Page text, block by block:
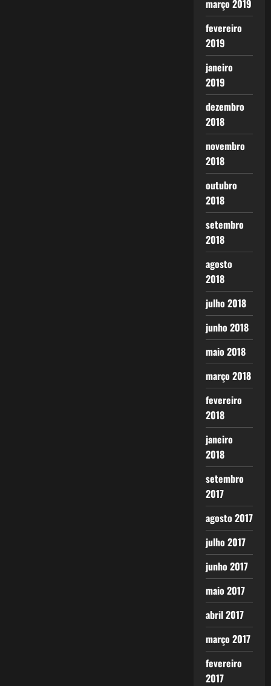
março 2019
fevereiro
2019
janeiro
2019
dezembro
2018
novembro
2018
outubro
2018
setembro
2018
agosto
2018
julho 2018
junho 2018
maio 2018
março 2018
fevereiro
2018
janeiro
2018
setembro
2017
agosto 2017
julho 2017
junho 2017
maio 2017
abril 2017
março 2017
fevereiro
2017